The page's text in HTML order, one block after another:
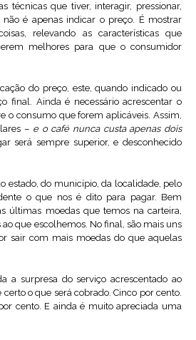
técnicas que tiver, interagir, pressionar,
não é apenas indicar o preço. É mostrar
relevando as características que
melhores para que o consumidor
do preço, este, quando indicado ou
final. Ainda é necessário acrescentar o
o consumo que forem aplicáveis. Assim,
– e o café nunca custa apenas dois
será sempre superior, e desconhecido
estado, do município, da localidade, pelo
o que nos é dito para pagar. Bem
últimas moedas que temos na carteira,
que escolhemos. No final, são mais uns
sair com mais moedas do que aquelas
a surpresa do serviço acrescentado ao
o que será cobrado. Cinco por cento.
cento. E ainda é muito apreciada uma